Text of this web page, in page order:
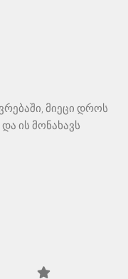
მიეცი დროს
ის მონახავს